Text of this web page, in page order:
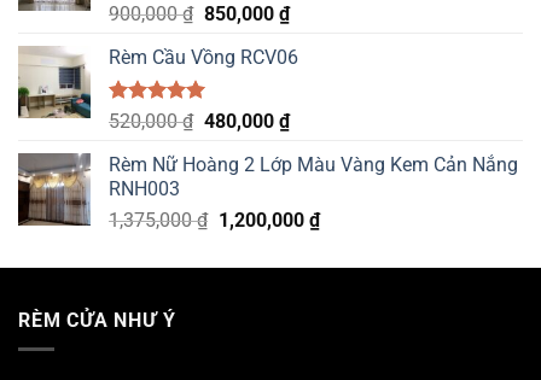
Được xếp
5.00
5 sao
900,000₫ Original
was:
900,000 ₫.
850,000 ₫Current
is:
Rèm Cầu Vồng RCV06
Được xếp
5.00
5 sao
520,000₫ Original
was:
480,000 ₫Current
is:
Rèm Nữ Hoàng 2 Lớp Màu Vàng Kem Cản Nắng
RNH003
1,375,000₫ Original
was:
1,200,000 ₫Current
is:
RÈM CỬA NHƯ Ý